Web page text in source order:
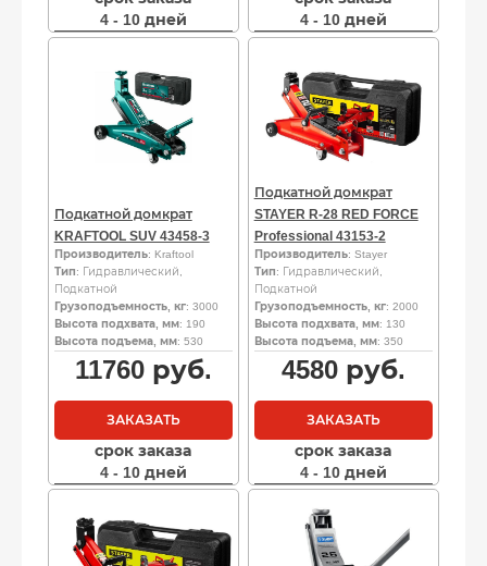
4 - 10 дней
4 - 10 дней
Подкатной домкрат
KRAFTOOL SUV 43458-3
Производитель: Kraftool
Тип: Гидравлический,
Подкатной
Грузоподъемность, кг: 3000
Высота подхвата, мм: 190
Высота подъема, мм: 530
11760руб.
ЗАКАЗАТЬ
срок заказа
4 - 10 дней
Подкатной домкрат
STAYER R-28 RED FORCE
Professional 43153-2
Производитель: Stayer
Тип: Гидравлический,
Подкатной
Грузоподъемность, кг: 2000
Высота подхвата, мм: 130
Высота подъема, мм: 350
4580руб.
ЗАКАЗАТЬ
срок заказа
4 - 10 дней